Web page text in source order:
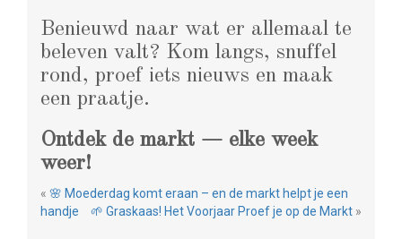
Benieuwd naar wat er allemaal te
beleven valt? Kom langs, snuffel
rond, proef iets nieuws en maak
een praatje.
Ontdek de markt — elke week
weer!
« 🌸 Moederdag komt eraan – en de markt helpt je een
handje
🌱 Graskaas! Het Voorjaar Proef je op de Markt »